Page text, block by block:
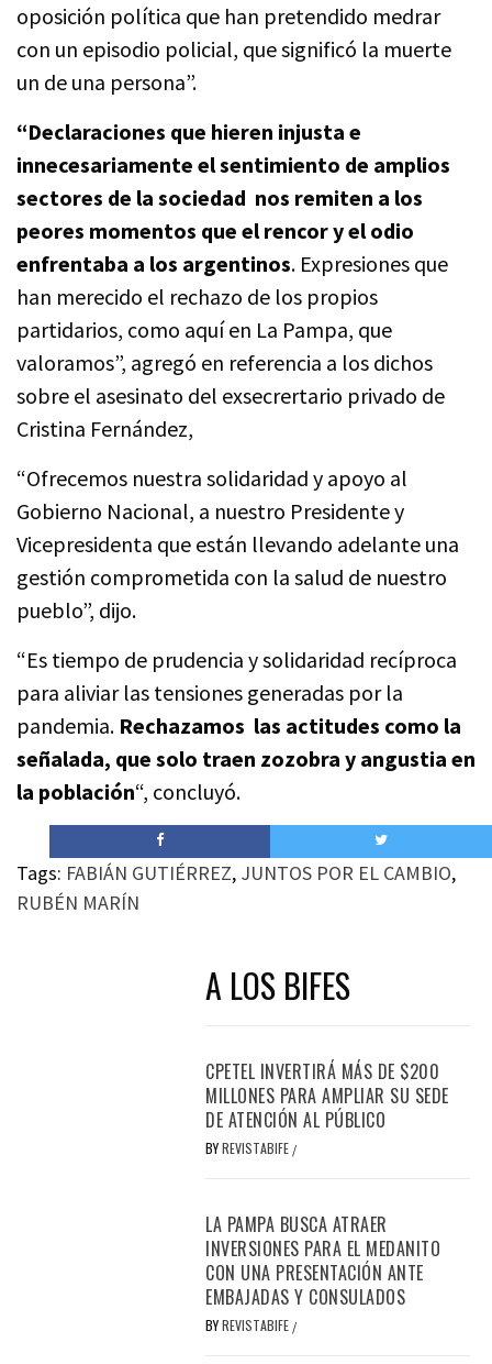
oposición política que han pretendido medrar
con un episodio policial, que significó la muerte
un de una persona”.
“Declaraciones que hieren injusta e
innecesariamente el sentimiento de amplios
sectores de la sociedad nos remiten a los
peores momentos que el rencor y el odio
enfrentaba a los argentinos. Expresiones que
han merecido el rechazo de los propios
partidarios, como aquí en La Pampa, que
valoramos”, agregó en referencia a los dichos
sobre el asesinato del exsecrertario privado de
Cristina Fernández,
“Ofrecemos nuestra solidaridad y apoyo al
Gobierno Nacional, a nuestro Presidente y
Vicepresidenta que están llevando adelante una
gestión comprometida con la salud de nuestro
pueblo”, dijo.
“Es tiempo de prudencia y solidaridad recíproca
para aliviar las tensiones generadas por la
pandemia. Rechazamos las actitudes como la
señalada, que solo traen zozobra y angustia en
la población“, concluyó.
Tags: FABIÁN GUTIÉRREZ, JUNTOS POR EL CAMBIO,
RUBÉN MARÍN
A LOS BIFES
CPETEL INVERTIRÁ MÁS DE $200
MILLONES PARA AMPLIAR SU SEDE
DE ATENCIÓN AL PÚBLICO
BYREVISTABIFE /
LA PAMPA BUSCA ATRAER
INVERSIONES PARA EL MEDANITO
CON UNA PRESENTACIÓN ANTE
EMBAJADAS Y CONSULADOS
BYREVISTABIFE /